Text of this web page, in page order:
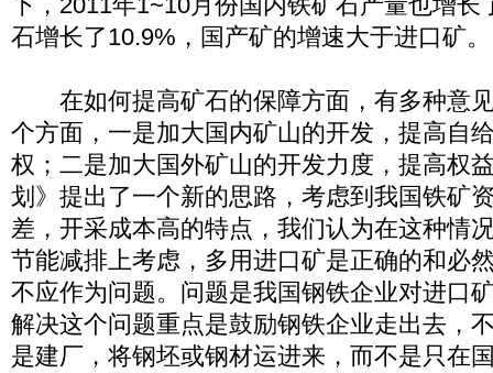
石增长了10.9%，国产矿的增速大于进口矿。
在如何提高矿石的保障方面，有多种意
个方面，一是加大国内矿山的开发，提高自
权；二是加大国外矿山的开发力度，提高权
划》提出了一个新的思路，考虑到我国铁矿
差，开采成本高的特点，我们认为在这种情
节能减排上考虑，多用进口矿是正确的和必
不应作为问题。问题是我国钢铁企业对进口
解决这个问题重点是鼓励钢铁企业走出去，
是建厂，将钢坯或钢材运进来，而不是只在